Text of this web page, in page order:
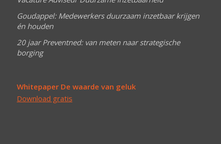
Goudappel: Medewerkers duurzaam inzetbaar krijgen
én houden
20 jaar Preventned: van meten naar strategische
borging
Whitepaper De waarde van geluk
Download gratis